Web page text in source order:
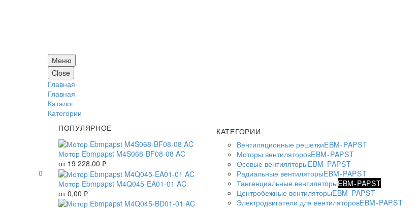
0
Меню
Close
Главная
Главная
Каталог
Категории
ПОПУЛЯРНОЕ
Мотор Ebmpapst M4S068-BF08-08 AC
от 19 228,00 ₽
Мотор Ebmpapst M4Q045-EA01-01 AC
от0,00 ₽
КАТЕГОРИИ
Вентиляционные решеткиEBM-PAPST
Моторы вентиляторовEBM-PAPST
Осевые вентиляторыEBM-PAPST
Радиальные вентиляторыEBM-PAPST
Тангенциальные вентиляторыEBM-PAPST
Центробежные вентиляторыEBM-PAPST
Электродвигатели для вентиляторовEBM-PAPST